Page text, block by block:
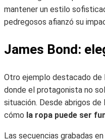
mantener un estilo
pedregosos afianzó su
James Bond:
Otro ejemplo destacado de
donde el protagonista no
situación. Desde abrigos
cómo la ropa puede ser
Las secuencias grabadas